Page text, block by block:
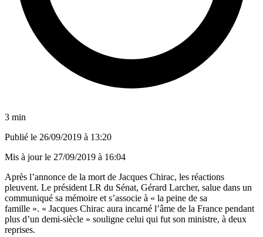
3 min
Publié le 26/09/2019 à 13:20
Mis à jour le 27/09/2019 à 16:04
Après l’annonce de la mort de Jacques Chirac, les réactions
pleuvent. Le président LR du Sénat, Gérard Larcher, salue dans un
communiqué sa mémoire et s’associe à « la peine de sa
famille ». « Jacques Chirac aura incarné l’âme de la France pendant
plus d’un demi-siècle » souligne celui qui fut son ministre, à deux
reprises.